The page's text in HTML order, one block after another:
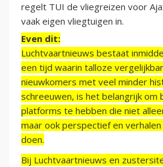
regelt TUI de vliegreizen voor
vaak eigen vliegtuigen in.
Even dit:
Luchtvaartnieuws bestaat
een tijd waarin talloze
nieuwkomers met veel minder
schreeuwen, is het belangrijk om
platforms te hebben die niet
maar ook perspectief en
doen.
Bij Luchtvaartnieuws en